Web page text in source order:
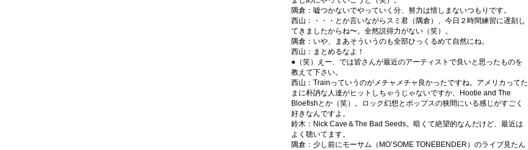
隅倉：嘘つかないでやっていく分、努力は惜しまないつもりです。
西山：・・・とか言いながらスミ君（隅倉）、今日２時間練習に遅刻し
てきましたからね〜。全然説得力がない（笑）。
隅倉：いや、まあそういうのも全部ひっくるめて自然にね。
西山：まとめるなよ！
●（笑）えー、では皆さんが最近のアーティストで良いと思ったものを
教えて下さい。
西山：Trainっていうのがメチャメチャ良かったですね。アメリカってた
まに朴訥な人達がヒットしちゃうじゃないですか、Hootie and The
Bloefishとか（笑）。ロック幻想とポップスの狭間にいる感じがすごく
好きなんですよ。
鈴木：Nick Cave＆The Bad Seeds。暗くて絶望的なんだけど、最近は
よく聴いてます。
隅倉：少し前にモーサム（MO’SOME TONEBENDER）のライブ見たん